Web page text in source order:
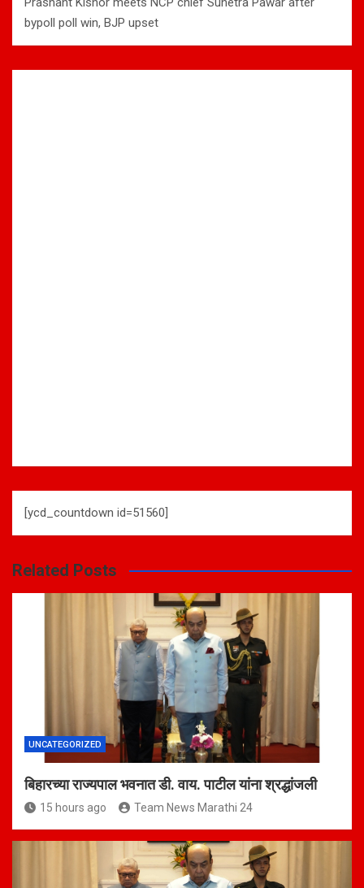
bypoll poll win, BJP upset
[ycd_countdown id=51560]
Related Posts
UNCATEGORIZED
बिहारच्या राज्यपाल भवनात डी. वाय. पाटील यांना श्रद्धांजली
15 hours ago Team News Marathi 24